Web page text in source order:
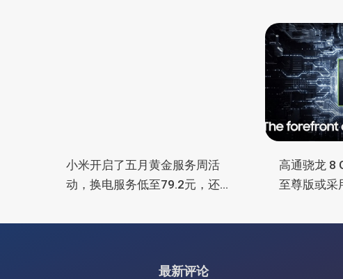
小米开启了五月黄金服务周活
动，换电服务低至79.2元，还
高通骁龙 8
至尊版或采
最新评论